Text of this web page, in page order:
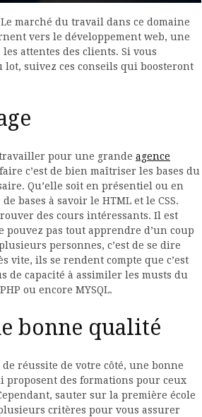
marché du travail dans ce domaine
vers le développement web, une
attentes des clients. Si vous
suivez ces conseils qui boosteront
pour une grande agence
c’est de bien maîtriser les bases du
Qu’elle soit en présentiel ou en
bases à savoir le HTML et le CSS.
des cours intéressants. Il est
pas tout apprendre d’un coup
personnes, c’est de se dire
vite, ils se rendent compte que c’est
de capacité à assimiler les musts du
ou encore MYSQL.
bonne qualité
réussite de votre côté, une bonne
proposent des formations pour ceux
sauter sur la première école
critères pour vous assurer